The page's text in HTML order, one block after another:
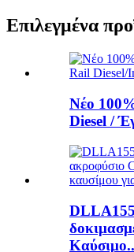
Επιλεγμένα
Νέο
Diesel /